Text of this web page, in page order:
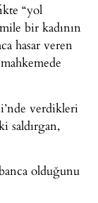
“yol
bir kadının
hasar veren
verdikleri
saldırgan,
olduğunu